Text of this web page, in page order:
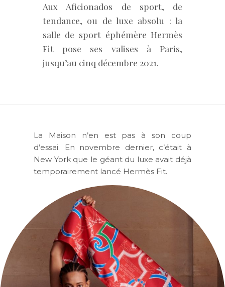
Aux Aficionados de sport, de
tendance, ou de luxe absolu : la
salle de sport éphémère Hermès
Fit pose ses valises à Paris,
jusqu’au cinq décembre 2021.
La Maison n’en est pas à son coup
d’essai. En novembre dernier, c’était à
New York que le géant du luxe avait déjà
temporairement lancé Hermès Fit.